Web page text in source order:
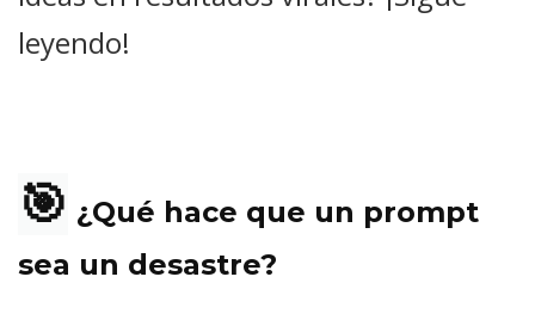
leyendo!
🎯 ¿Qué hace que un prompt
sea un desastre?